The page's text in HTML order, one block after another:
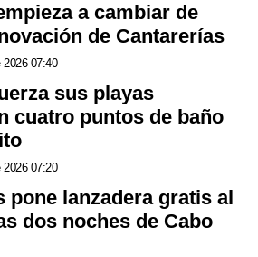
a cambiar de
de Cantarerías
2026 07:40
sus playas
cuatro puntos de baño
2026 07:20
pone lanzadera gratis al
dos noches de Cabo